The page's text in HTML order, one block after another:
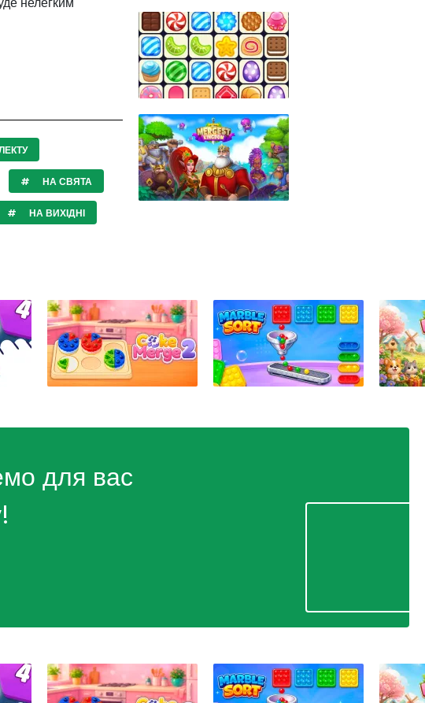
НА СВЯТА
НА ВИХІДНІ
для вас